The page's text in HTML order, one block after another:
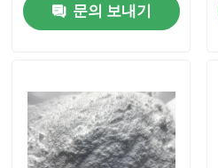
집
화면
문의 보내기